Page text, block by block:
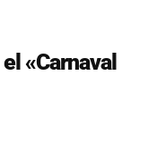
«Carnaval